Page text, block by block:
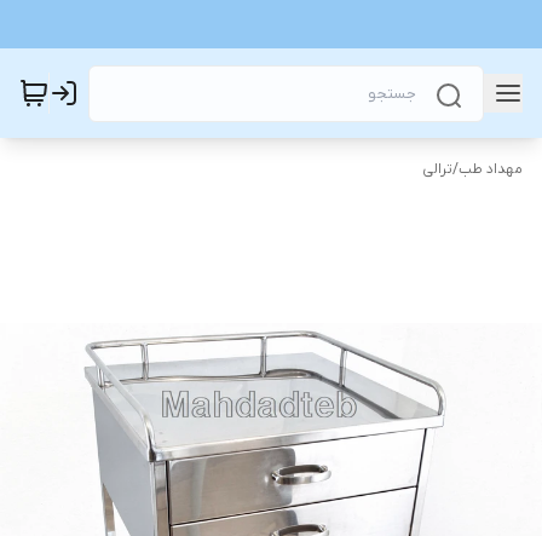
مهداد طب/ترالی